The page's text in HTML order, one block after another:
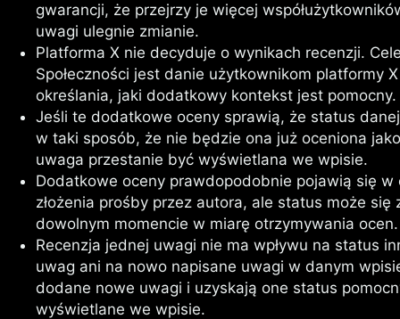
gwarancji, że przejrzy je więcej
uwagi ulegnie zmianie.
Platforma X nie decyduje o wynikach recenzji.
Społeczności jest danie użytkownikom platformy
określania, jaki dodatkowy kontekst jest pomocny.
Jeśli te dodatkowe oceny sprawią, że status
w taki sposób, że nie będzie ona już oceniona
uwaga przestanie być wyświetlana we wpisie.
Dodatkowe oceny prawdopodobnie pojawią się
złożenia prośby przez autora, ale status może się
dowolnym momencie w miarę otrzymywania ocen.
Recenzja jednej uwagi nie ma wpływu na status
uwag ani na nowo napisane uwagi w danym
dodane nowe uwagi i uzyskają one status
wyświetlane we wpisie.